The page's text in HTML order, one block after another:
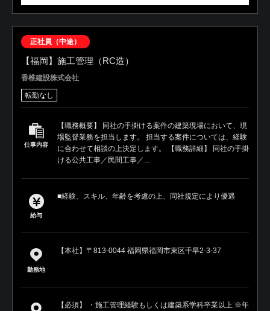
正社員（中途）
【福岡】施工管理（RC造）
香椎建設株式会社
転勤なし
仕事内容
【職務概要】 同社の手掛ける案件の建築現場において、現
場監督業務を担当します。 担当する案件については、経験
に合わせて相談の上決定します。 【職務詳細】 同社の手掛
ける公共工事／民間工事／...
給与
■経験、スキル、年齢を考慮の上、同社規定により優遇
勤務地
【本社】〒813-0044 福岡県福岡市東区千早2-3-37
【必須】 ・施工管理経験もしくは建築系学科卒業以上 ※年